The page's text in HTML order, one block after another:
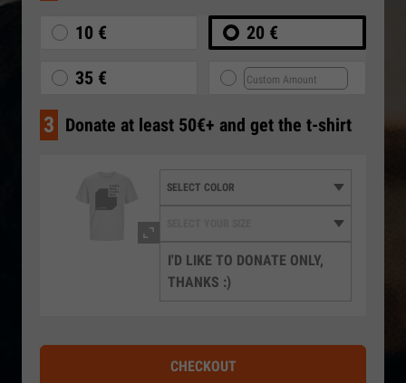
10 € 20 €
35 €
3 Donate at least 50€+ and get the t-shirt
I'D LIKE TO DONATE ONLY,
THANKS :)
CHECKOUT